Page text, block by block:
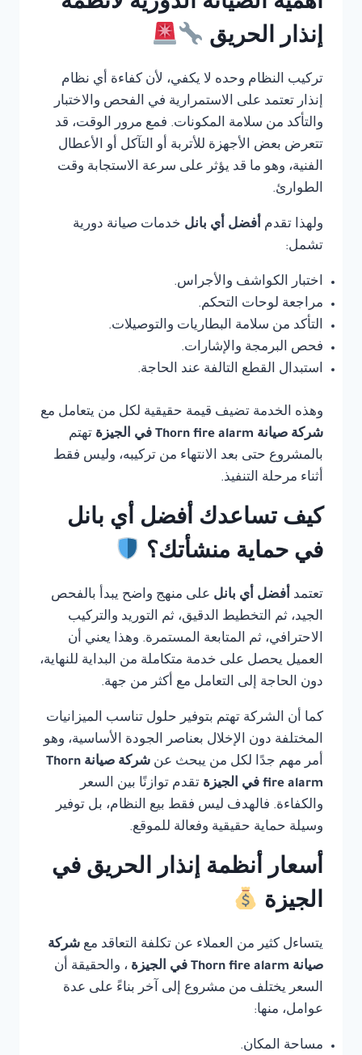
أهمية الصيانة الدورية لأنظمة
إنذار الحريق
تركيب النظام وحده لا يكفي، لأن كفاءة أي نظام
إنذار تعتمد على الاستمرارية في الفحص والاختبار
والتأكد من سلامة المكونات. فمع مرور الوقت، قد
تتعرض بعض الأجهزة للأتربة أو التآكل أو الأعطال
الفنية، وهو ما قد يؤثر على سرعة الاستجابة وقت
الطوارئ.
ولهذا تقدم أفضل أي بانل خدمات صيانة دورية
تشمل:
اختبار الكواشف والأجراس.
مراجعة لوحات التحكم.
التأكد من سلامة البطاريات والتوصيلات.
فحص البرمجة والإشارات.
استبدال القطع التالفة عند الحاجة.
وهذه الخدمة تضيف قيمة حقيقية لكل من يتعامل مع
شركة صيانة Thorn fire alarm في الجيزة
تهتم
بالمشروع حتى بعد الانتهاء من تركيبه، وليس فقط
أثناء مرحلة التنفيذ.
كيف تساعدك أفضل أي بانل
في حماية منشأتك؟
تعتمد أفضل أي بانل على منهج واضح يبدأ بالفحص
الجيد، ثم التخطيط الدقيق، ثم التوريد والتركيب
الاحترافي، ثم المتابعة المستمرة. وهذا يعني أن
العميل يحصل على خدمة متكاملة من البداية للنهاية،
دون الحاجة إلى التعامل مع أكثر من جهة.
كما أن الشركة تهتم بتوفير حلول تناسب الميزانيات
المختلفة دون الإخلال بعناصر الجودة الأساسية، وهو
أمر مهم جدًا لكل من يبحث عن
شركة صيانة Thorn
fire alarm في الجيزة
تقدم توازنًا بين السعر
والكفاءة. فالهدف ليس فقط بيع النظام، بل توفير
وسيلة حماية حقيقية وفعالة للموقع.
أسعار أنظمة إنذار الحريق في
الجيزة
يتساءل كثير من العملاء عن تكلفة التعاقد مع شركة
صيانة Thorn fire alarm في الجيزة
، والحقيقة أن
السعر يختلف من مشروع إلى آخر بناءً على عدة
عوامل، منها:
مساحة المكان.